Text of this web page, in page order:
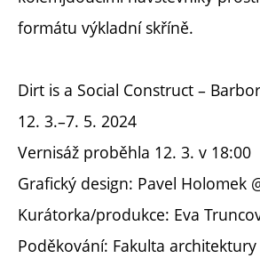
formátu výkladní skříně.
Dirt is a Social Construct –
12. 3.–7. 5. 2024
Vernisáž proběhla 12. 3. v 18:00
Grafický design: Pavel Holomek
Kurátorka/produkce: Eva
Poděkování: Fakulta architektury